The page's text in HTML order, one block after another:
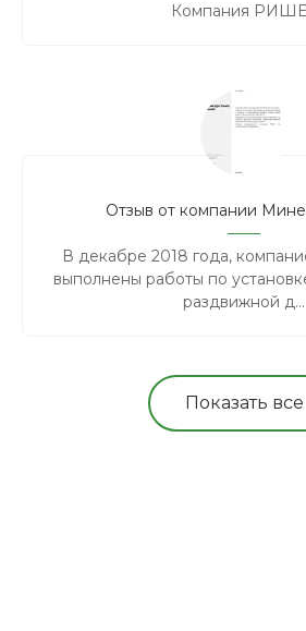
Компания
Отзыв от компании
В декабре 2018 года,
выполнены работы по
раздвижной д...
Показать все